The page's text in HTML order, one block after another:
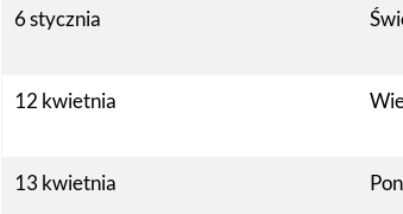
6 stycznia
12 kwietnia
13 kwietnia